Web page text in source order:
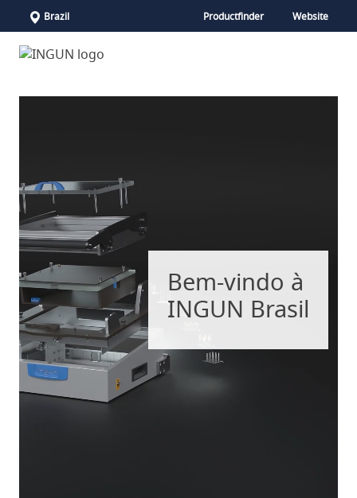
Brazil Productfinder Website
Bem-vindo à
INGUN Brasil